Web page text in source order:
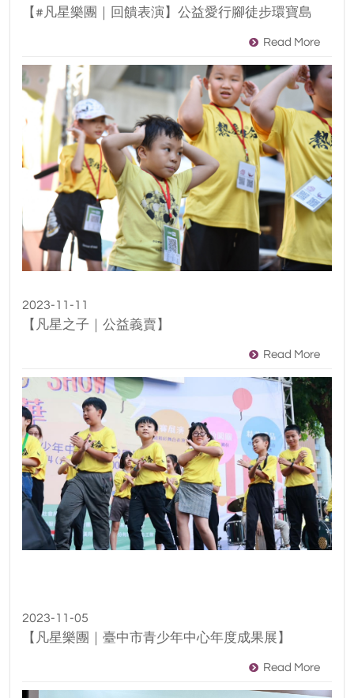
【#凡星樂團｜回饋表演】公益愛行腳徒步環寶島
Read More
2023-11-11
【凡星之子｜公益義賣】
Read More
2023-11-05
【凡星樂團｜臺中市青少年中心年度成果展】
Read More